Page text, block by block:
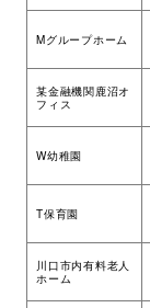
Mグループホーム
某金融機関鹿沼オ
フィス
W幼稚園
T保育園
川口市内有料老人
ホーム